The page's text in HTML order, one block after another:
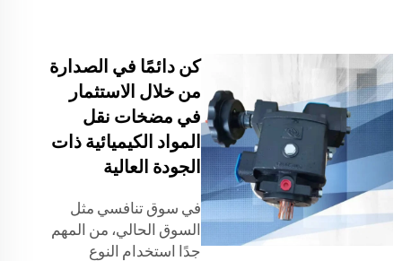
كن دائمًا في الصدارة
من خلال الاستثمار
في مضخات نقل
المواد الكيميائية ذات
الجودة العالية
في سوق تنافسي مثل
السوق الحالي، من المهم
جدًا استخدام النوع